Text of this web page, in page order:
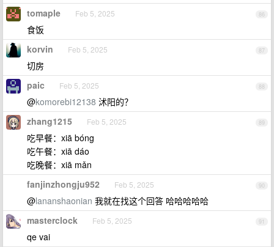
86
tomaple Feb 5, 2025
食饭
87
korvin Feb 5, 2025
切房
88
paic Feb 5, 2025
@komorebi12138 沭阳的？
89
zhang1215 Feb 5, 2025
吃早餐：xiā bóng
吃午餐：xiā dáo
吃晚餐：xiā mǎn
90
fanjinzhongju952 Feb 5, 2025
@lananshaonian 我就在找这个回答 哈哈哈哈哈
91
masterclock Feb 5, 2025
qe vai